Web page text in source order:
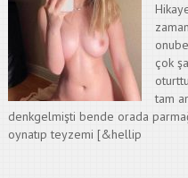
çok
tam
denkgelmişti bende orada
oynatıp teyzemi [&hellip